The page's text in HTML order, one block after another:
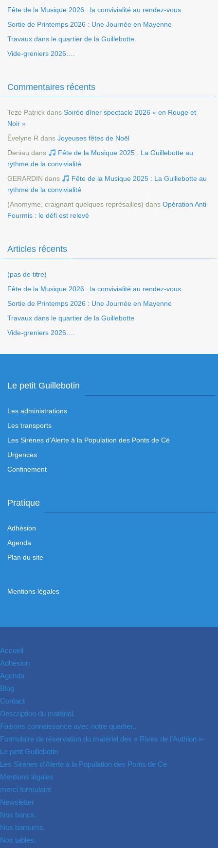
Fête de la Musique 2026 : la convivialité au rendez-vous
Sortie de Printemps 2026 : Une Journée en Mayenne
Travaux dans le quartier de la Guillebotte
Vide-greniers 2026….
Commentaires récents
Teze Patrick dans Soirée dîner spectacle 2026 « en Rouge et
Noir »
Évelyne R dans Joyeuses fêtes de Noël
Deniau dans
Fête de la Musique 2025 : La Guillebotte au
rythme de la convivialité
GERARDIN dans
Fête de la Musique 2025 : La Guillebotte au
rythme de la convivialité
(Anomyme, craignant quelques représailles) dans Opération Anti-
Fourmis : le défi est relevé
Articles récents
(pas de titre)
Fête de la Musique 2026 : la convivialité au rendez-vous
Sortie de Printemps 2026 : Une Journée en Mayenne
Travaux dans le quartier de la Guillebotte
Vide-greniers 2026….
Le petit Guillebotin
Les administrations
Les transports
Les Sirènes d’Alerte à la Population des Ponts de Cé
Urgences
Confinement
Pratique
Adhésion
Agenda
Plan du site
Mentions légales
Accueil
Adhésion
Agenda
Blog
Contact
Description du matériel.
Faisons connaissance avec notre quartier..
Formulaire de réservation du matériel des « Rives de l’Authion »-
Le petit Guillebotin
Les Sirènes d’Alerte à la Population des Ponts de Cé
Mentions légales
merci formulaire
Newsletter
Nos bancs.
Nos barnums.
Nos tables.